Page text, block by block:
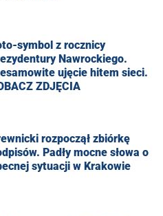
symbol z rocznicy
Nawrockiego.
ujęcie hitem sieci.
ZDJĘCIA
rozpoczął zbiórkę
Padły mocne słowa o
sytuacji w Krakowie